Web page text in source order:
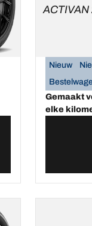
ACTIVAN
Nieuw
Gemaakt
elke